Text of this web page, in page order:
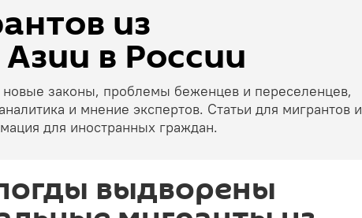
из
в России
законы, проблемы беженцев и переселенцев,
и мнение экспертов. Статьи для мигрантов и
для иностранных граждан.
выдворены